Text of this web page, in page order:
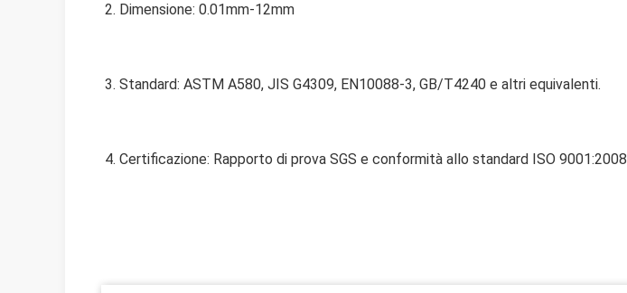
2. Dimensione: 0.01mm-12mm
3. Standard: ASTM A580, JIS G4309, EN10088-3, GB/T4240 e altri equivalenti.
4. Certificazione: Rapporto di prova SGS e conformità allo standard ISO 9001:2008